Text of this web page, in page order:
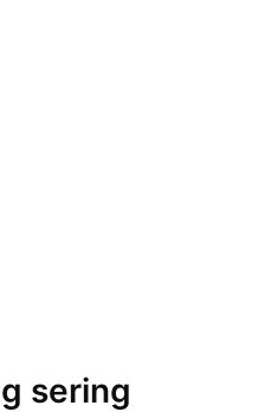
sering